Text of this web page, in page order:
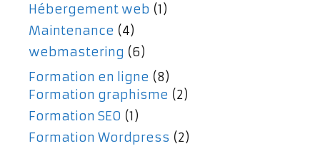
Hébergement web (1)
Maintenance (4)
webmastering (6)
Formation en ligne (8)
Formation graphisme (2)
Formation SEO (1)
Formation Wordpress (2)